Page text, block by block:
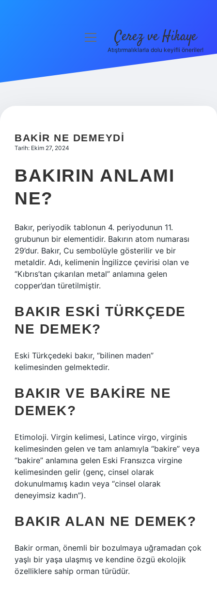
Hakkımızda
menüyü Çerez ve Hikaye
Atıştırmalıklarla dolu keyifli öneriler!
BAKIR NE DEMEYDI
Tarih: Ekim 27, 2024
BAKIRIN ANLAMI
NE?
Bakır, periyodik tablonun 4. periyodunun 11.
grubunun bir elementidir. Bakırın atom numarası
29’dur. Bakır, Cu sembolüyle gösterilir ve bir
metaldir. Adı, kelimenin İngilizce çevirisi olan ve
“Kıbrıs’tan çıkarılan metal” anlamına gelen
copper’dan türetilmiştir.
BAKIR ESKI TÜRKÇEDE
NE DEMEK?
Eski Türkçedeki bakır, “bilinen maden”
kelimesinden gelmektedir.
BAKIR VE BAKIRE NE
DEMEK?
Etimoloji. Virgin kelimesi, Latince virgo, virginis
kelimesinden gelen ve tam anlamıyla “bakire” veya
“bakire” anlamına gelen Eski Fransızca virgine
kelimesinden gelir (genç, cinsel olarak
dokunulmamış kadın veya “cinsel olarak
deneyimsiz kadın”).
BAKIR ALAN NE DEMEK?
Bakir orman, önemli bir bozulmaya uğramadan çok
yaşlı bir yaşa ulaşmış ve kendine özgü ekolojik
özelliklere sahip orman türüdür.